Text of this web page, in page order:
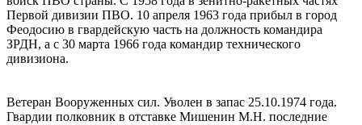
Первой дивизии ПВО. 10 апреля 1963 года прибыл в город
Феодосию в гвардейскую часть на должность командира
ЗРДН, а с 30 марта 1966 года командир технического
дивизиона.
Ветеран Вооруженных сил. Уволен в запас 25.10.1974 года.
Гвардии полковник в отставке Мишенин М.Н. последние